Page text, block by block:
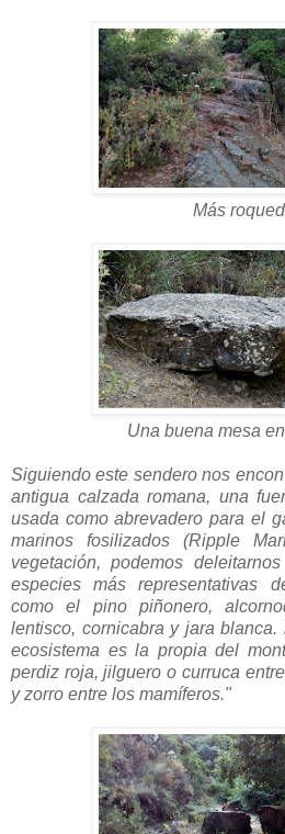
Más
Una buena mesa
Siguiendo este sendero nos
antigua calzada romana, una
usada como abrevadero para el
marinos fosilizados (Ripple
vegetación, podemos
especies más representativas
como el pino piñonero,
lentisco, cornicabra y jara blanca.
ecosistema es la propia del
perdiz roja, jilguero o curruca
y zorro entre los mamíferos."